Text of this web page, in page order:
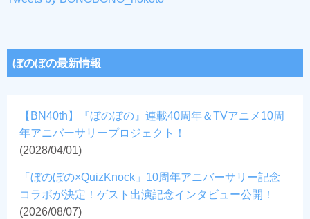
ぼのぼの最新情報
【BN40th】『ぼのぼの』連載40周年＆TVアニメ10周
年アニバーサリープロジェクト！
(2028/04/01)
「ぼのぼの×QuizKnock」10周年アニバーサリー記念
コラボが決定！ゲスト出演記念インタビュー公開！
(2026/08/07)